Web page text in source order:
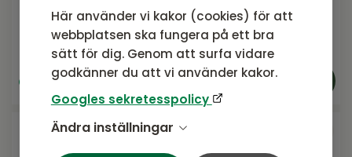
Här använder vi kakor (cookies) för att
webbplatsen ska fungera på ett bra
sätt för dig. Genom att surfa vidare
godkänner du att vi använder kakor.
Googles sekretesspolicy
Ändra inställningar
metallunderrede
Serie ALE från Torkelson
SEK
Rek. pris: 8 190 SEK
I lager, ej
Serie JOEL från Torkelson
7 999 SEK
Rek. pris: 7 999 SEK
I lager, ej
uppställd i butik